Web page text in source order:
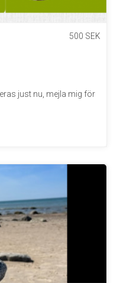
500 SEK
just nu, mejla mig för